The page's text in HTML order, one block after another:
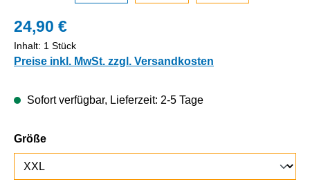
24,90 €
Inhalt: 1 Stück
Preise inkl. MwSt. zzgl. Versandkosten
Sofort verfügbar, Lieferzeit: 2-5 Tage
Größeauswählen